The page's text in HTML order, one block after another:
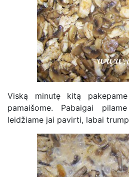
Viską minutę kitą
pamaišome. Pabaigai
leidžiame jai pavirti, labai